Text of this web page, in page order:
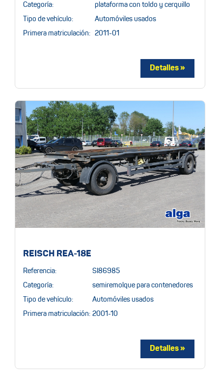
Categoría: plataforma con toldo y cerquillo
Tipo de vehículo: Automóviles usados
Primera matriculación: 2011-01
REISCH REA-18E
Referencia: SI86985
Categoría: semiremolque para contenedores
Tipo de vehículo: Automóviles usados
Primera matriculación: 2001-10